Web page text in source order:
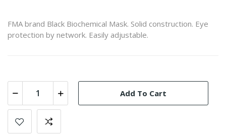
FMA brand Black Biochemical Mask. Solid construction. Eye
protection by network. Easily adjustable.
Add To Cart